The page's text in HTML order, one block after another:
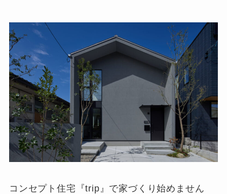
コンセプト住宅『trip』で家づくり始めません